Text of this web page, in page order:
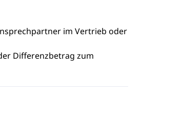
im Vertrieb oder
Differenzbetrag zum